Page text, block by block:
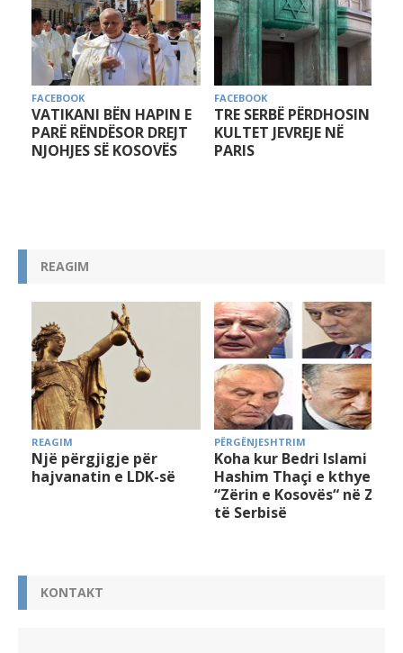
FACEBOOK
VATIKANI BËN HAPIN E
PARË RËNDËSOR DREJT
NJOHJES SË KOSOVËS
FACEBOOK
TRE SERBË PËRDHOSIN
KULTET JEVREJE NË
PARIS
REAGIM
REAGIM
Një përgjigje për
hajvanatin e LDK-së
PËRGËNJESHTRIM
Koha kur Bedri Islami e
Hashim Thaçi e kthyen
“Zërin e Kosovës“ në Zë
të Serbisë
KONTAKT